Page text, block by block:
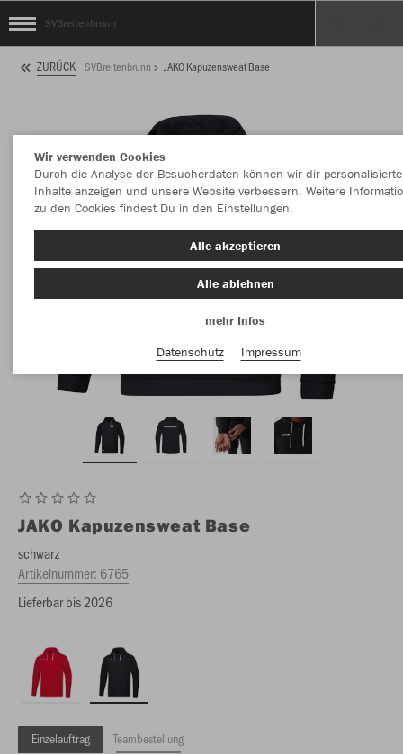
SVBreitenbrunn
ZURÜCK SVBreitenbrunn JAKO Kapuzensweat Base
JAKO Kapuzensweat Base
schwarz
Artikelnummer: 6765
Lieferbar bis 2026
Einzelauftrag Teambestellung
Wir verwenden Cookies
Durch die Analyse der Besucherdaten können wir dir personalisierte
Inhalte anzeigen und unsere Website verbessern. Weitere
zu den Cookies findest Du in den Einstellungen.
Alle akzeptieren
Alle ablehnen
mehr Infos
Datenschutz
Impressum